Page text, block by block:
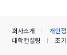
회사소개 개인
대학컨설팅
조